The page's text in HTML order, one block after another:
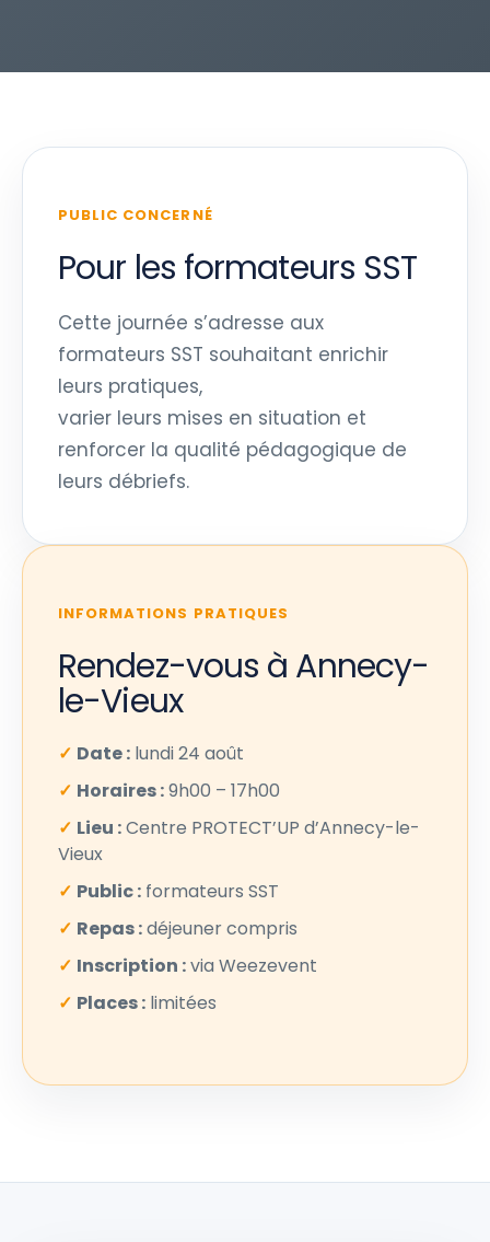
PUBLIC CONCERNÉ
Pour les formateurs SST
Cette journée s’adresse aux
formateurs SST souhaitant enrichir
leurs pratiques,
varier leurs mises en situation et
renforcer la qualité pédagogique de
leurs débriefs.
INFORMATIONS PRATIQUES
Rendez-vous à Annecy-
le-Vieux
✓ Date : lundi 24 août
✓ Horaires :9h00 – 17h00
✓ Lieu :Centre PROTECT’UP d’Annecy-le-
Vieux
✓ Public : formateurs SST
✓ Repas :déjeuner compris
✓ Inscription :via Weezevent
✓ Places : limitées